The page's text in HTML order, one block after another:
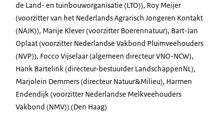
de Land- en tuinbouworganisatie (LTO)), Roy Meijer
(voorzitter van het Nederlands Agrarisch Jongeren Kontakt
(NAJK)), Marije Klever (voorzitter Boerennatuur), Bart-Jan
Oplaat (voorzitter Nederlandse Vakbond Pluimveehouders
(NVP)), Focco Vijselaar (algemeen directeur VNO-NCW),
Hank Bartelink (directeur-bestuurder LandschappenNL),
Marjolein Demmers (directeur Natuur&Milieu), Harmen
Endendijk (voorzitter Nederlandse Melkveehouders
Vakbond (NMV)) (Den Haag)